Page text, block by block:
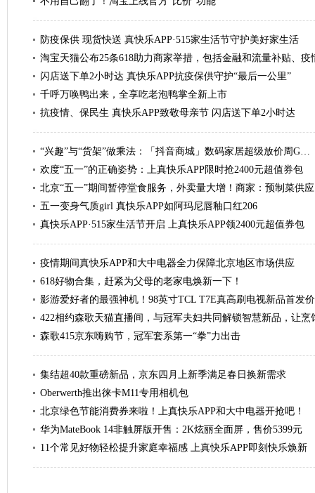
防疫保供 现货快送 真快乐APP·515家生活节守护美好家生活
淘宝天猫公布25条618助力商家举措，包括金融和流量补贴、
闪店送下单2小时达 真快乐APP抗疫保供守护“最后一公里”
千呼万唤鸭出来，全享吃老泡鸭掌全新上市
抗疫情、保民生 真快乐APP致敬母亲节 闪店送下单2小时达
“兴趣”与“货架”做乘法：「抖音商城」数码家居超级放价周G…
欢度“五一”的正确姿势：上真快乐APP限时抢2400元超值券包
北京“五一”期间暂停堂食服务，外卖量大增！商家：预制菜供
五一变身气质girl 真快乐APP如阿玛尼唇釉口红206
真快乐APP·515家生活节开启 上真快乐APP领2400元超值券包
疫情期间真快乐APP和大中电器全力保障北京地区市场供应
618好物合集，赶紧为父母的老家电焕新一下！
影游爱好者的最强神机！98英寸TCL T7E真高刷电视新品首发价
422相约森歌天猫直播间，与冠军夫妇共同解锁智慧新品，让
森歌415京东嗨购节，冠军套系第一“拳”力出击
集结超40款重磅新品，京东四月上新季满足春日换新需求
Oberwerth推出徕卡M11专用相机包
北京绿色节能消费券来啦！上真快乐APP和大中电器开抢吧！
华为MateBook 14非触屏版开售：2K炫丽全面屏，售价5399元
11个常见好物轻松提升家庭幸福感 上真快乐APP即刻快乐焕新